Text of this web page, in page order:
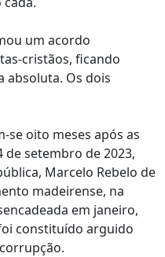
um acordo
cristãos, ficando
absoluta. Os dois
se oito meses após as
de setembro de 2023,
Marcelo Rebelo de
madeirense, na
em janeiro,
constituído arguido